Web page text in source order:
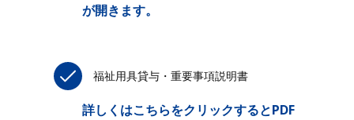
が開きます。
福祉用具貸与・重要事項説明書
詳しくはこちらをクリックするとPDF